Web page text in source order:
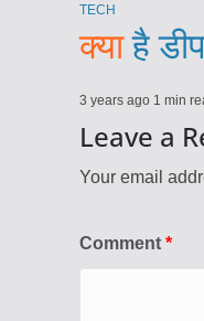
TECH
क्याहै
3 years ago 1 min
Leave a
Your email
Comment *